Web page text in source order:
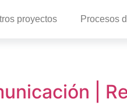
proyectos Procesos
|